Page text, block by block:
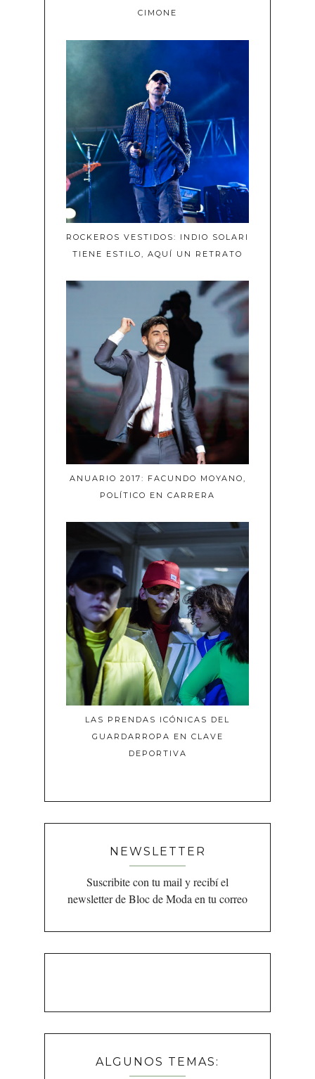
CIMONE
ROCKEROS VESTIDOS: INDIO SOLARI
TIENE ESTILO, AQUÍ UN RETRATO
ANUARIO 2017: FACUNDO MOYANO,
POLÍTICO EN CARRERA
LAS PRENDAS ICÓNICAS DEL
GUARDARROPA EN CLAVE
DEPORTIVA
NEWSLETTER
Suscribite con tu mail y recibí el
newsletter de Bloc de Moda en tu correo
ALGUNOS TEMAS: